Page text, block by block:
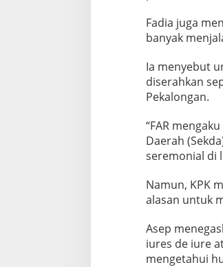
e
r
n
a
h
n
Fadia juga
banyak
Ia menyebut
diserahkan
Pekalongan.
“FAR
Daerah
seremonial di
Namun, KPK
alasan untuk
Asep
iures de iure
mengetahui